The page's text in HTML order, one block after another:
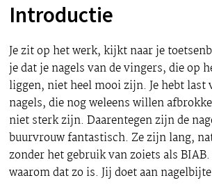
Introductie
Je zit op het werk, kijkt naar je
je dat je nagels van de vingers, die op
liggen, niet heel mooi zijn. Je hebt last
nagels, die nog weleens willen
niet sterk zijn. Daarentegen zijn de
buurvrouw fantastisch. Ze zijn lang,
zonder het gebruik van zoiets als BIAB.
waarom dat zo is. Jij doet aan